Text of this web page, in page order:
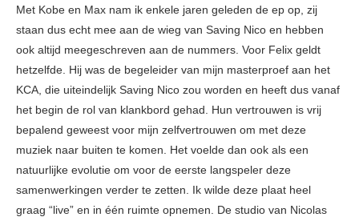
Met Kobe en Max nam ik enkele jaren geleden de ep op, zij
staan dus echt mee aan de wieg van Saving Nico en hebben
ook altijd meegeschreven aan de nummers. Voor Felix geldt
hetzelfde. Hij was de begeleider van mijn masterproef aan het
KCA, die uiteindelijk Saving Nico zou worden en heeft dus vanaf
het begin de rol van klankbord gehad. Hun vertrouwen is vrij
bepalend geweest voor mijn zelfvertrouwen om met deze
muziek naar buiten te komen. Het voelde dan ook als een
natuurlijke evolutie om voor de eerste langspeler deze
samenwerkingen verder te zetten. Ik wilde deze plaat heel
graag “live” en in één ruimte opnemen. De studio van Nicolas